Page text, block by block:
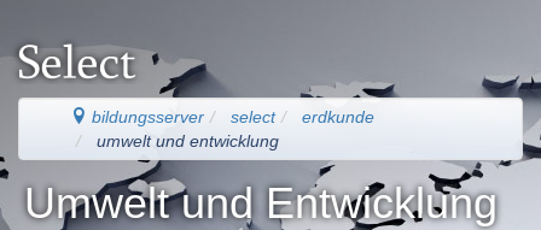
bildungsserver select
erdkunde
umwelt und entwicklung
Umwelt und Entwicklung